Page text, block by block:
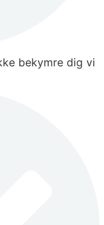
bekymre dig vi